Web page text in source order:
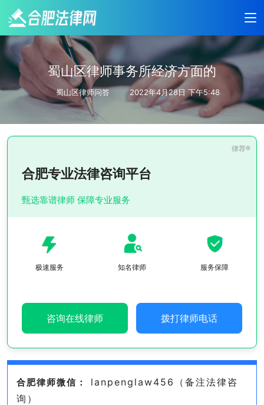
蜀山区律师事务所经济方面的
蜀山区律师问答 2022年4月28日 下午5:48
合肥专业法律咨询平台
甄选靠谱律师 保障专业服务
极速服务 知名律师 服务保障
咨询在线律师 拨打律师电话
合肥律师微信：
lanpenglaw456（备注法律咨
询）